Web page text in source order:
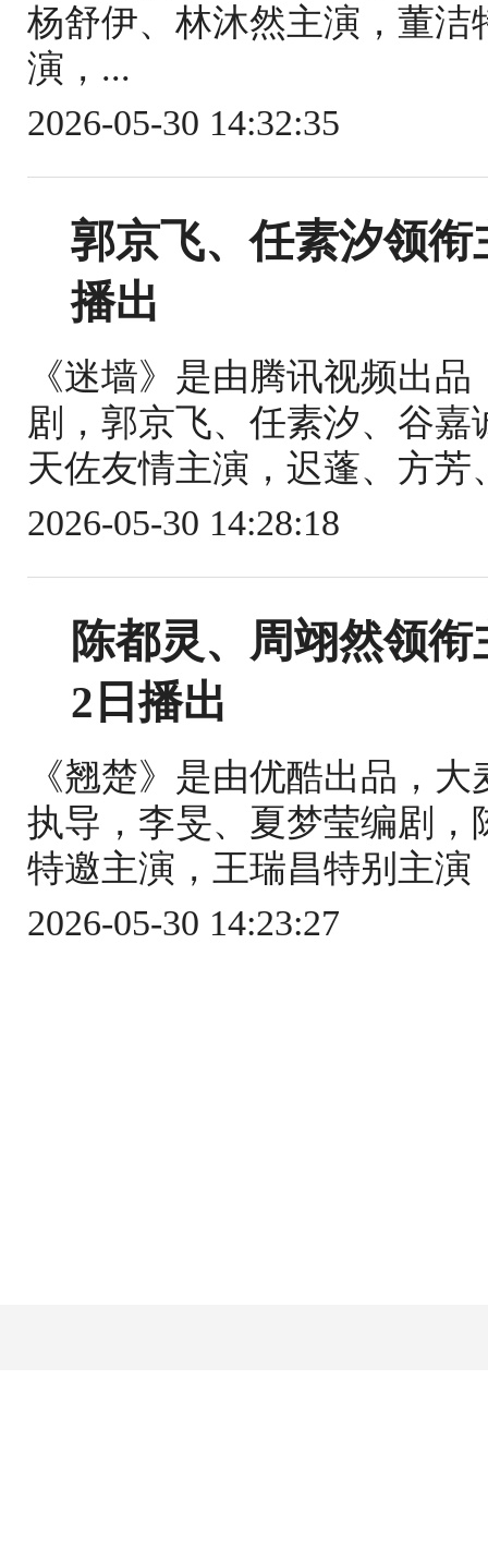
杨舒伊、林沐然主演，董
演，...
2026-05-30 14:32:35
郭京飞、任素汐领
播出
《迷墙》是由腾讯视频出
剧，郭京飞、任素汐、谷
天佐友情主演，迟蓬、方
2026-05-30 14:28:18
陈都灵、周翊然领
2日播出
《翘楚》是由优酷出品，
执导，李旻、夏梦莹编剧
特邀主演，王瑞昌特别主
2026-05-30 14:23:27